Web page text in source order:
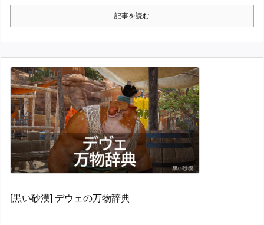
記事を読む
[黒い砂漠] デウェの万物辞典